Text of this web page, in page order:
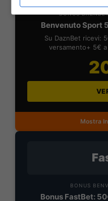
BONUS
Benvenuto Sport
Su DaznBet ricevi:
versamento+ 5€
Mostra
BONUS
Bonus FastBet: